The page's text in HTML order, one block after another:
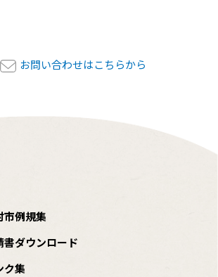
お問い合わせはこちらから
市例規集
書ダウンロード
ク集